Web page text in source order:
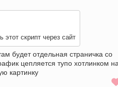
этот скрипт через сайт
будет отдельная страничка со
цепляется тупо хотлинком
картинку